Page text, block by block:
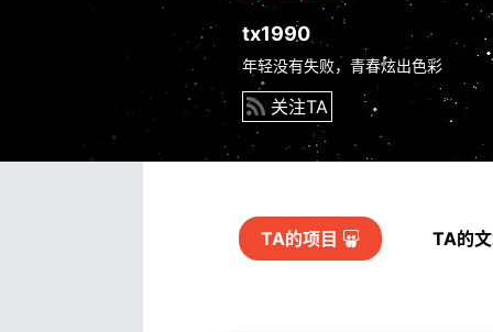
tx1990
年轻没有失败，青春炫出色彩
关注TA
TA的项目 TA的